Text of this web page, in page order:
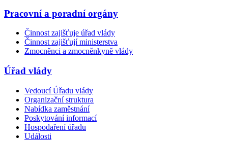
Pracovní a poradní orgány
Činnost zajišťuje úřad vlády
Činnost zajišťují ministerstva
Zmocněnci a zmocněnkyně vlády
Úřad vlády
Vedoucí Úřadu vlády
Organizační struktura
Nabídka zaměstnání
Poskytování informací
Hospodaření úřadu
Události